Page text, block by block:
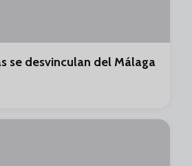
se desvinculan del Málaga